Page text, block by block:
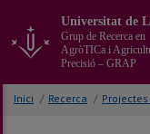
contingut
principal
de
Universitat de
Grup de Recerca en
AgròTICa i
Precisió – GRAP
Inici / Recerca / Projectes de